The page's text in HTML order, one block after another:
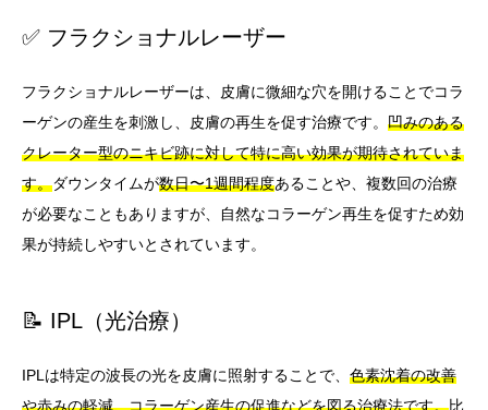
✅ フラクショナルレーザー
フラクショナルレーザーは、皮膚に微細な穴を開けることでコラ
ーゲンの産生を刺激し、皮膚の再生を促す治療です。 凹みのある
クレーター型のニキビ跡に対して特に高い効果が期待されていま
す。ダウンタイムが数日〜1週間程度あることや、複数回の治療
が必要なこともありますが、自然なコラーゲン再生を促すため効
果が持続しやすいとされています。
📝 IPL（光治療）
IPLは特定の波長の光を皮膚に照射することで、 色素沈着の改善
や赤みの軽減、コラーゲン産生の促進などを図る治療法です。比